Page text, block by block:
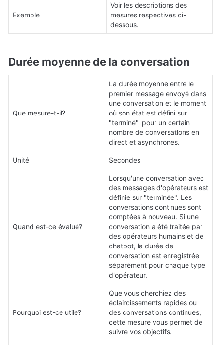
Exemple
Voir les descriptions des
mesures respectives ci-
dessous.
Durée moyenne de la conversation
Que mesure-t-il?
La durée moyenne entre le
premier message envoyé dans
une conversation et le moment
où son état est défini sur
"terminé", pour un certain
nombre de conversations en
direct et asynchrones.
Unité Secondes
Quand est-ce évalué?
Lorsqu'une conversation avec
des messages d'opérateurs est
définie sur "terminée". Les
conversations continues sont
comptées à nouveau. Si une
conversation a été traitée par
des opérateurs humains et de
chatbot, la durée de
conversation est enregistrée
séparément pour chaque type
d'opérateur.
Pourquoi est-ce utile?
Que vous cherchiez des
éclaircissements rapides ou
des conversations continues,
cette mesure vous permet de
suivre vos objectifs.